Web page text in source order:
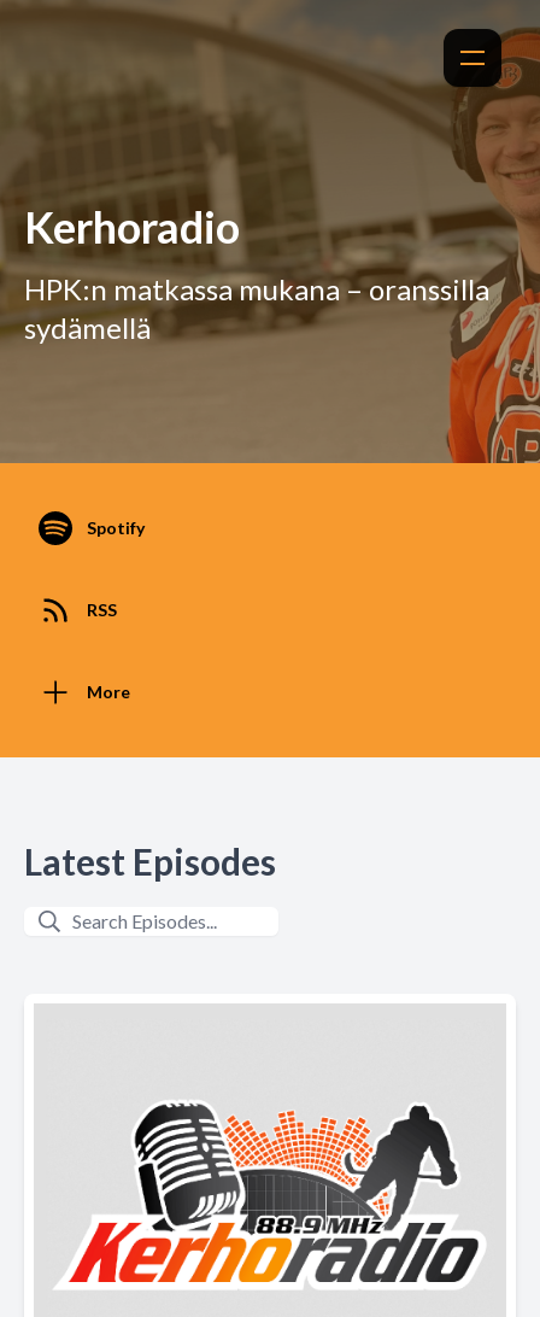
Kerhoradio
HPK:n matkassa mukana – oranssilla
sydämellä
Spotify
RSS
More
Latest Episodes